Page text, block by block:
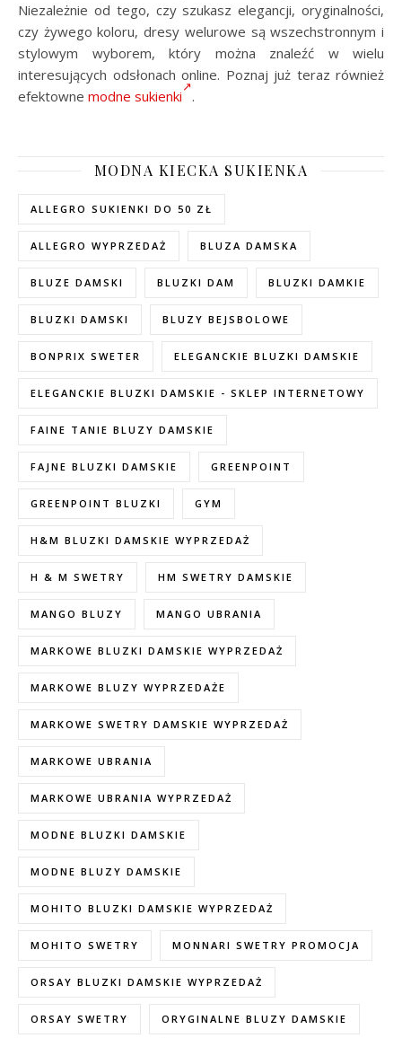
Niezależnie od tego, czy szukasz elegancji, oryginalności,
czy żywego koloru, dresy welurowe są wszechstronnym i
stylowym wyborem, który można znaleźć w wielu
interesujących odsłonach online. Poznaj już teraz również
efektowne modne sukienki .
MODNA KIECKA SUKIENKA
ALLEGRO SUKIENKI DO 50 ZŁ
ALLEGRO WYPRZEDAŻ BLUZA DAMSKA
BLUZE DAMSKI BLUZKI DAM BLUZKI DAMKIE
BLUZKI DAMSKI BLUZY BEJSBOLOWE
BONPRIX SWETER ELEGANCKIE BLUZKI DAMSKIE
ELEGANCKIE BLUZKI DAMSKIE - SKLEP INTERNETOWY
FAINE TANIE BLUZY DAMSKIE
FAJNE BLUZKI DAMSKIE GREENPOINT
GREENPOINT BLUZKI GYM
H&M BLUZKI DAMSKIE WYPRZEDAŻ
H & M SWETRY HM SWETRY DAMSKIE
MANGO BLUZY MANGO UBRANIA
MARKOWE BLUZKI DAMSKIE WYPRZEDAŻ
MARKOWE BLUZY WYPRZEDAŻE
MARKOWE SWETRY DAMSKIE WYPRZEDAŻ
MARKOWE UBRANIA
MARKOWE UBRANIA WYPRZEDAŻ
MODNE BLUZKI DAMSKIE
MODNE BLUZY DAMSKIE
MOHITO BLUZKI DAMSKIE WYPRZEDAŻ
MOHITO SWETRY MONNARI SWETRY PROMOCJA
ORSAY BLUZKI DAMSKIE WYPRZEDAŻ
ORSAY SWETRY ORYGINALNE BLUZY DAMSKIE